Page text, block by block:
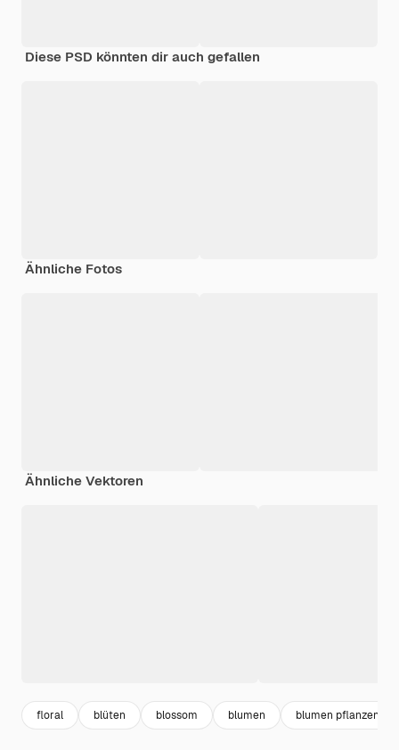
Diese PSD könnten dir auch gefallen
Ähnliche Fotos
Ähnliche Vektoren
floral blüten blossom blumen blumen pflanzen